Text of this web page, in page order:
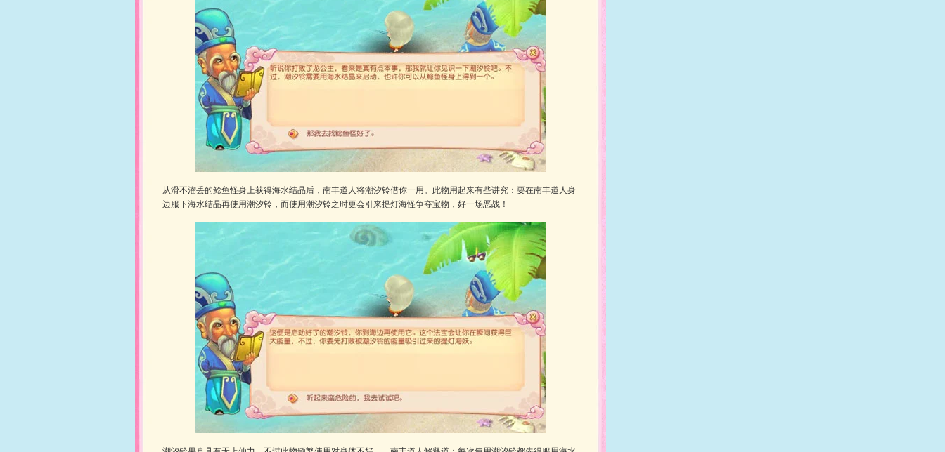
从滑不溜丢的鲶鱼怪身上获得海水结晶后，南丰道人将潮汐铃借你一用。此物用起来有些讲究：要在南丰道人身
边服下海水结晶再使用潮汐铃，而使用潮汐铃之时更会引来提灯海怪争夺宝物，好一场恶战！